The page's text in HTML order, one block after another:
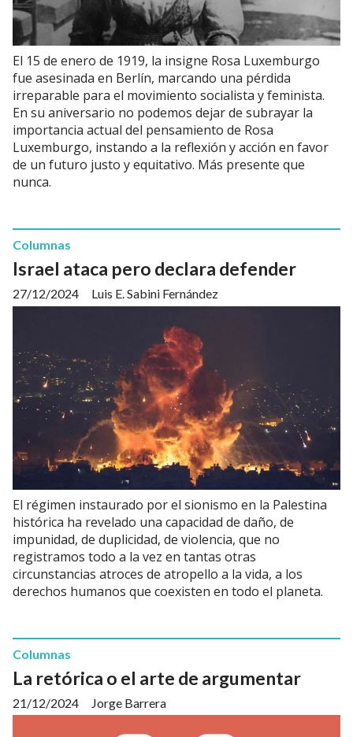
El 15 de enero de 1919, la insigne Rosa Luxemburgo
fue asesinada en Berlín, marcando una pérdida
irreparable para el movimiento socialista y feminista.
En su aniversario no podemos dejar de subrayar la
importancia actual del pensamiento de Rosa
Luxemburgo, instando a la reflexión y acción en favor
de un futuro justo y equitativo. Más presente que
nunca.
Israel ataca pero declara defender
Luis E. Sabini Fernández
Columnas
27/12/2024
El régimen instaurado por el sionismo en la Palestina
histórica ha revelado una capacidad de daño, de
impunidad, de duplicidad, de violencia, que no
registramos todo a la vez en tantas otras
circunstancias atroces de atropello a la vida, a los
derechos humanos que coexisten en todo el planeta.
La retórica o el arte de argumentar
Jorge Barrera
Columnas
21/12/2024